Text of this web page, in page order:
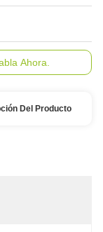
Ahora.
Del Producto